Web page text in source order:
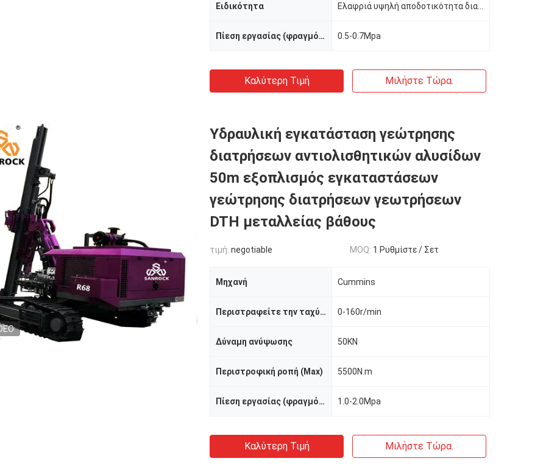
Ειδικότητα
Πίεση εργασίας (φραγμός) 0.5-0.7Mpa
Καλύτερη Τιμή Μιλήστε Τώρα.
Υδραυλική εγκατάσταση γεώτρησης
διατρήσεων αντιολισθητικών αλυσίδων
50m εξοπλισμός εγκαταστάσεων
γεώτρησης διατρήσεων γεωτρήσεων
DTH μεταλλείας βάθους
τιμή: negotiable MOQ: 1 Ρυθμίστε / Σετ
Μηχανή Cummins
Περιστραφείτε την ταχύτητα 0-160r/min
Δύναμη ανύψωσης 50KN
Περιστροφική ροπή (Max) 5500N.m
Πίεση εργασίας (φραγμός) 1.0-2.0Mpa
Καλύτερη Τιμή Μιλήστε Τώρα.